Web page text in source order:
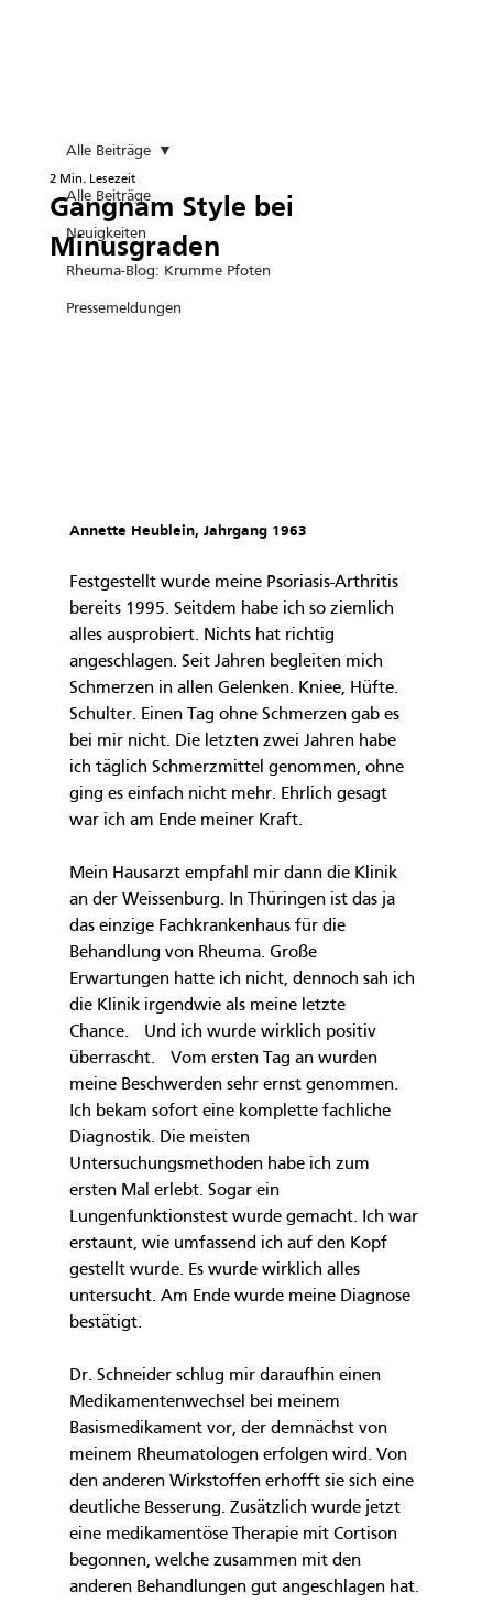
Alle Beiträge
Neuigkeiten
Rheuma-Blog: Krumme Pfoten
Pressemeldungen
Alle Beiträge
Gangnam Style bei
Minusgraden
2 Min. Lesezeit
Annette Heublein, Jahrgang 1963
Festgestellt wurde meine Psoriasis-Arthritis
bereits 1995. Seitdem habe ich so ziemlich
alles ausprobiert. Nichts hat richtig
angeschlagen. Seit Jahren begleiten mich
Schmerzen in allen Gelenken. Kniee, Hüfte.
Schulter. Einen Tag ohne Schmerzen gab es
bei mir nicht. Die letzten zwei Jahren habe
ich täglich Schmerzmittel genommen, ohne
ging es einfach nicht mehr. Ehrlich gesagt
war ich am Ende meiner Kraft.
Mein Hausarzt empfahl mir dann die Klinik
an der Weissenburg. In Thüringen ist das ja
das einzige Fachkrankenhaus für die
Behandlung von Rheuma. Große
Erwartungen hatte ich nicht, dennoch sah ich
die Klinik irgendwie als meine letzte
Chance.  Und ich wurde wirklich positiv
überrascht.  Vom ersten Tag an wurden
meine Beschwerden sehr ernst genommen.
Ich bekam sofort eine komplette fachliche
Diagnostik. Die meisten
Untersuchungsmethoden habe ich zum
ersten Mal erlebt. Sogar ein
Lungenfunktionstest wurde gemacht. Ich war
erstaunt, wie umfassend ich auf den Kopf
gestellt wurde. Es wurde wirklich alles
untersucht. Am Ende wurde meine Diagnose
bestätigt.
Dr. Schneider schlug mir daraufhin einen
Medikamentenwechsel bei meinem
Basismedikament vor, der demnächst von
meinem Rheumatologen erfolgen wird. Von
den anderen Wirkstoffen erhofft sie sich eine
deutliche Besserung. Zusätzlich wurde jetzt
eine medikamentöse Therapie mit Cortison
begonnen, welche zusammen mit den
anderen Behandlungen gut angeschlagen hat.